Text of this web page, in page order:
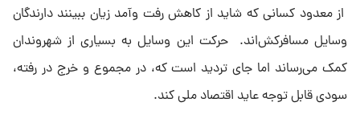
از معدود کسانى که شاید از کاهش رفت وآمد زیان ببینند دارندگان
وسایل مسافرکش‌اند. حرکت این وسایل به بسیارى از شهروندان
کمک می‌رساند اما جاى تردید است که، در مجموع و خرج در رفته،
سودی قابل توجه عاید اقتصاد ملى کند.